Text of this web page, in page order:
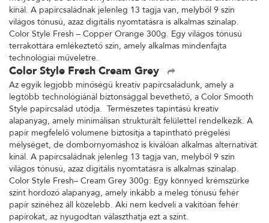
kínál. A papírcsaládnak jelenleg 13 tagja van, melyből 9 szín
világos tónusú, azaz digitális nyomtatásra is alkalmas színalap.
Color Style Fresh – Copper Orange 300g. Egy világos tónusú
terrakottára emlékeztető szín, amely alkalmas mindenfajta
technológiai műveletre.
Color Style Fresh Cream Grey
Az egyik legjobb minőségű kreatív papírcsaládunk, amely a
legtöbb technológiánál biztonsággal bevethető, a Color Smooth
Style papírcsalád utódja. Természetes tapintású kreatív
alapanyag, amely minimálisan strukturált felülettel rendelkezik. A
papír megfelelő volumene biztosítja a tapintható prégelési
mélységet, de dombornyomáshoz is kiválóan alkalmas alternatívát
kínál. A papírcsaládnak jelenleg 13 tagja van, melyből 9 szín
világos tónusú, azaz digitális nyomtatásra is alkalmas színalap.
Color Style Fresh– Cream Grey 300g: Egy könnyed krémszürke
színt hordozó alapanyag, amely inkább a meleg tónusú fehér
papír színéhez áll közelebb. Aki nem kedveli a vakítóan fehér
papírokat, az nyugodtan választhatja ezt a színt.